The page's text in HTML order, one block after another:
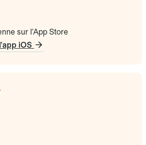
sur l'App Store
iOS